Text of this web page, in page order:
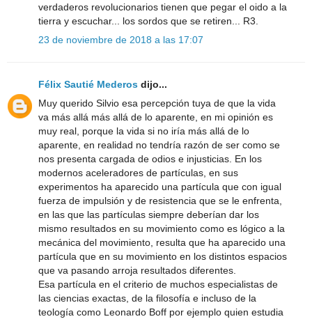
verdaderos revolucionarios tienen que pegar el oido a la
tierra y escuchar... los sordos que se retiren... R3.
23 de noviembre de 2018 a las 17:07
Félix Sautié Mederos dijo...
Muy querido Silvio esa percepción tuya de que la vida
va más allá más allá de lo aparente, en mi opinión es
muy real, porque la vida si no iría más allá de lo
aparente, en realidad no tendría razón de ser como se
nos presenta cargada de odios e injusticias. En los
modernos aceleradores de partículas, en sus
experimentos ha aparecido una partícula que con igual
fuerza de impulsión y de resistencia que se le enfrenta,
en las que las partículas siempre deberían dar los
mismo resultados en su movimiento como es lógico a la
mecánica del movimiento, resulta que ha aparecido una
partícula que en su movimiento en los distintos espacios
que va pasando arroja resultados diferentes.
Esa partícula en el criterio de muchos especialistas de
las ciencias exactas, de la filosofía e incluso de la
teología como Leonardo Boff por ejemplo quien estudia